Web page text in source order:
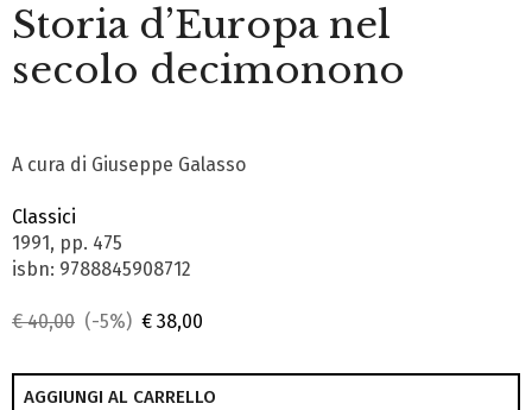
Storia d’Europa nel
secolo decimonono
A cura di Giuseppe Galasso
Classici
1991, pp. 475
isbn: 9788845908712
€ 40,00 (-5%) € 38,00
AGGIUNGI AL CARRELLO